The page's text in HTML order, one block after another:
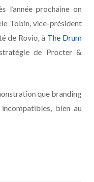
l’année prochaine on
Tobin, vice-président
de Rovio, à The Drum
de Procter &
que branding
bien au